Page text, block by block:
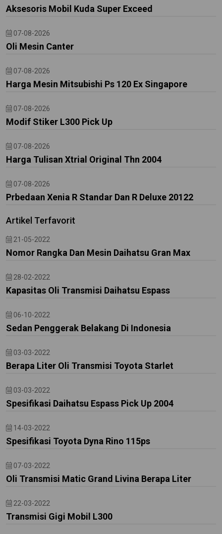
Aksesoris Mobil Kuda Super Exceed
07-08-2026
Oli Mesin Canter
07-08-2026
Harga Mesin Mitsubishi Ps 120 Ex Singapore
07-08-2026
Modif Stiker L300 Pick Up
07-08-2026
Harga Tulisan Xtrial Original Thn 2004
07-08-2026
Prbedaan Xenia R Standar Dan R Deluxe 20122
Artikel Terfavorit
21-05-2022
Nomor Rangka Dan Mesin Daihatsu Gran Max
28-02-2022
Kapasitas Oli Transmisi Daihatsu Espass
06-10-2022
Sedan Penggerak Belakang Di Indonesia
03-03-2022
Berapa Liter Oli Transmisi Toyota Starlet
03-03-2022
Spesifikasi Daihatsu Espass Pick Up 2004
14-03-2022
Spesifikasi Toyota Dyna Rino 115ps
07-03-2022
Oli Transmisi Matic Grand Livina Berapa Liter
22-03-2022
Transmisi Gigi Mobil L300